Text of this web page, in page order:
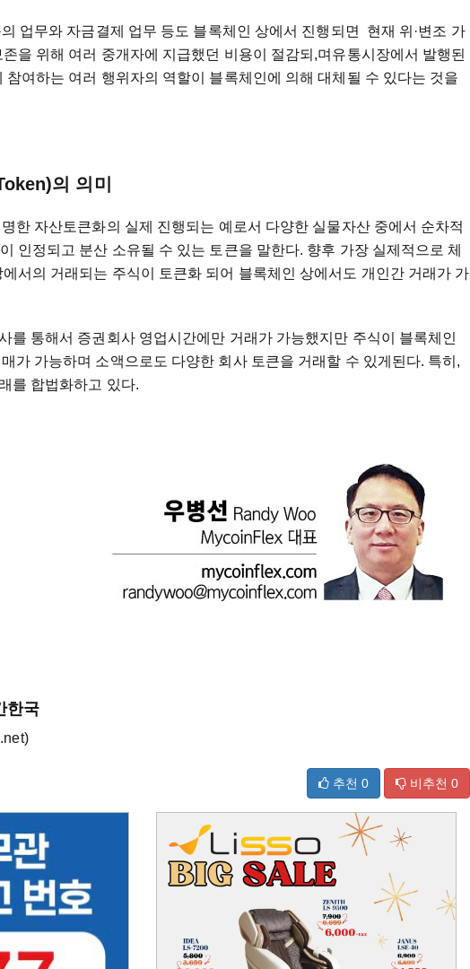
업무와 자금결제 업무 등도 블록체인 상에서 진행되면 현재 위·변조 가
을 위해 여러 중개자에 지급했던 비용이 절감되,며유통시장에서 발행된
참여하는 여러 행위자의 역할이 블록체인에 의해 대체될 수 있다는 것을
의 의미
한 자산토큰화의 실제 진행되는 예로서 다양한 실물자산 중에서 순차적
인정되고 분산 소유될 수 있는 토큰을 말한다. 향후 가장 실제적으로 체
서의 거래되는 주식이 토큰화 되어 블록체인 상에서도 개인간 거래가 가
를 통해서 증권회사 영업시간에만 거래가 가능했지만 주식이 블록체인
가 가능하며 소액으로도 다양한 회사 토큰을 거래할 수 있게된다. 특히,
를 합법화하고 있다.
한국
추천 0 비추천 0